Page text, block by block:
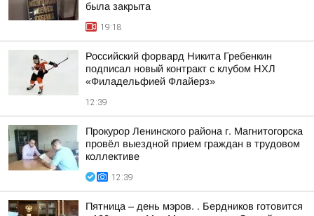
была закрыта
19:18
Российский форвард Никита Гребенкин
подписал новый контракт с клубом НХЛ
«Филадельфией Флайерз»
12:39
Прокурор Ленинского района г. Магнитогорска
провёл выездной прием граждан в трудовом
коллективе
12:39
Пятница – день мэров. . Бердников готовится